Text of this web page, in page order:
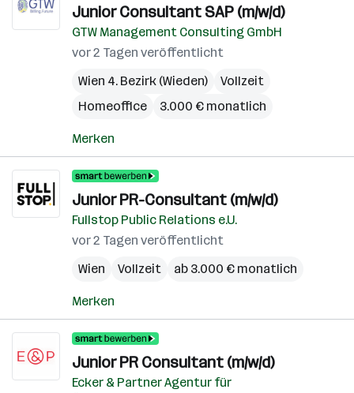
Junior Consultant SAP (m/w/d)
GTW Management Consulting GmbH
vor 2 Tagen veröffentlicht
Wien 4. Bezirk (Wieden)
Vollzeit
Homeoffice
3.000 € monatlich
Merken
Junior PR-Consultant (m/w/d)
Fullstop Public Relations e.U.
vor 2 Tagen veröffentlicht
Wien
Vollzeit ab 3.000 € monatlich
Merken
Junior PR Consultant (m/w/d)
Ecker & Partner Agentur für